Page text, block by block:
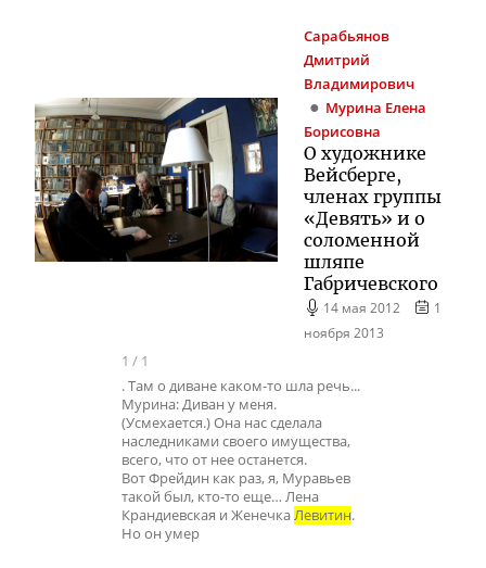
Сарабьянов
Дмитрий
Владимирович
Мурина Елена
Борисовна
О художнике
Вейсберге,
членах группы
«Девять» и о
соломенной
шляпе
Габричевского
14 мая 2012
1
ноября 2013
1 / 1
. Там о диване каком-то шла речь...
Мурина: Диван у меня.
(Усмехается.) Она нас сделала
наследниками своего имущества,
всего, что от нее останется.
Вот Фрейдин как раз, я, Муравьев
такой был, кто-то еще… Лена
Крандиевская и ЖенечкаЛевитин.
Но он умер